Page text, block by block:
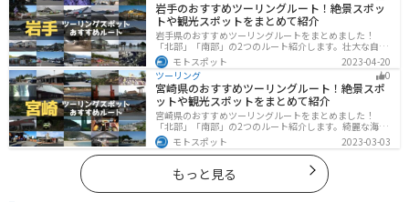
岩手のおすすめツーリングルート！絶景スポッ
トや観光スポットをまとめて紹介
岩手県のおすすめツーリングルートをまとめました！
「北部」「南部」の2つのルート紹介します。壮大な自然
や歴史的な観光スポットが多く存在するので楽しめま
す。バイクで岩手県にツーリングに行く際は参考にして
ください。
モトスポット
2023-04-20
ツーリング
0
宮崎県のおすすめツーリングルート！絶景スポ
ットや観光スポットをまとめて紹介
宮崎県のおすすめツーリングルートをまとめました！
「北部」「南部」の2つのルート紹介します。綺麗な海岸
線が特徴的な海・自然豊かな山・趣のある神社を満喫す
るツーリングができます。バイクで宮崎県にツーリング
に行く際は参考にしてください。
モトスポット 2023-03-03
もっと見る